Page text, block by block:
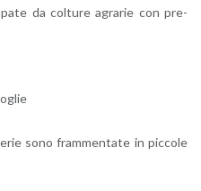
da col­tu­re agra­rie con pre­
sono fram­men­ta­te in pic­co­le